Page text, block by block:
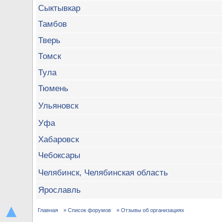
▲
Сыктывкар
Тамбов
Тверь
Томск
Тула
Тюмень
Ульяновск
Уфа
Хабаровск
Чебоксары
Челябинск, Челябинская область
Ярославль
Главная » Список форумов » Отзывы об организациях